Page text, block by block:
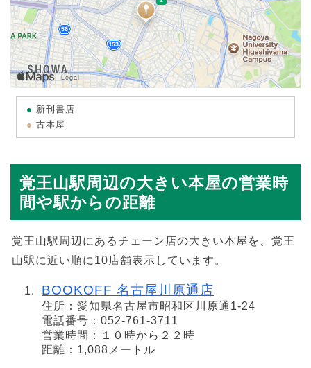
新刊書店
古本屋
覚王山駅周辺の大きい本屋の営業時
間や駅からの距離
覚王山駅周辺にあるチェーン店の大きい本屋を、覚王
山駅に近い順に10店舗表示しています。
BOOKOFF 名古屋川原通店
住所：愛知県名古屋市昭和区川原通1-24
電話番号：052-761-3711
営業時間：１０時から２２時
距離：1,088メートル